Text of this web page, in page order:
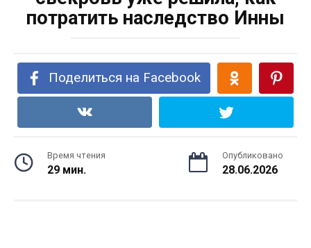
потратить наследство Инны
Поделиться на Facebook
Время чтения
29 мин.
Опубликовано
28.06.2026